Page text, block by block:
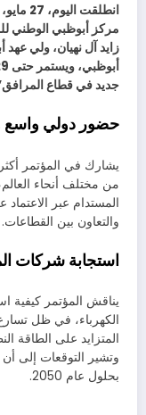
مركز أبوظبي الوطني
زايد آل نهيان، ولي
جديد في قطاع
حضور دولي واسع
من مختلف أنحاء
المستدام عبر
والتعاون بين القطاعات.
استجابة شركات
يناقش المؤتمر كيفية
الكهرباء، في ظل تسارع
المتزايد على الطاقة
وتشير التوقعات إلى
بحلول عام 2050.